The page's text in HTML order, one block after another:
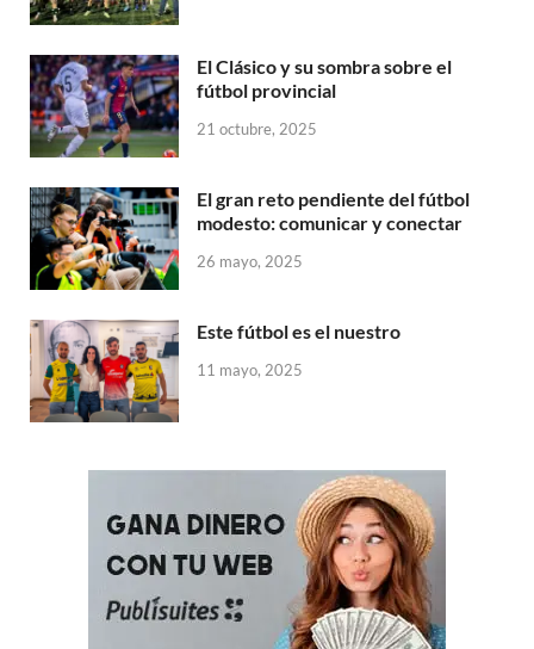
El Clásico y su sombra sobre el
fútbol provincial
21 octubre, 2025
El gran reto pendiente del fútbol
modesto: comunicar y conectar
26 mayo, 2025
Este fútbol es el nuestro
11 mayo, 2025